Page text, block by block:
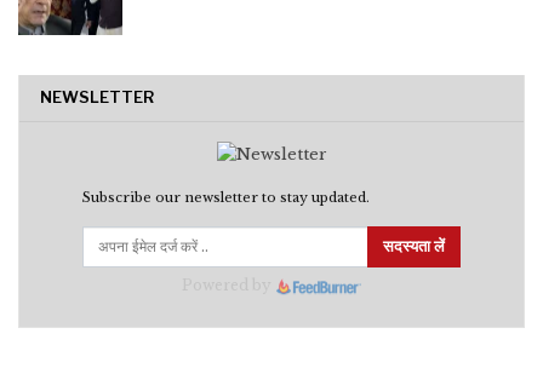
NEWSLETTER
Subscribe our newsletter to stay updated.
सदस्यता लें